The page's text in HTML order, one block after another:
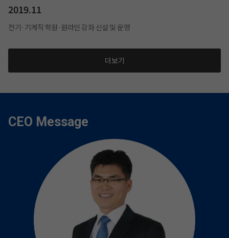
2019.11
전기·기계직 학원·원라인 강좌 신설 및 운영
더보기
CEO Message